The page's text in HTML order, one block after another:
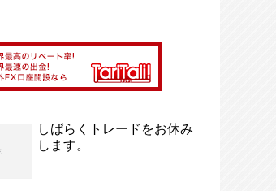
しばらくトレードをお休み
します。